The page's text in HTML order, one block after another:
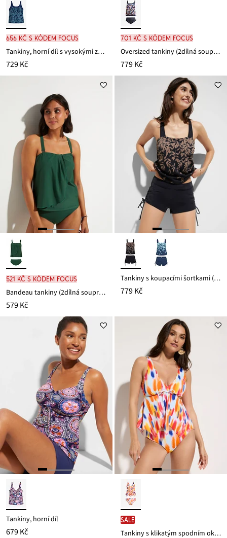
656 Kč s kódem FOCUS
Tankiny, horní díl s vysokými zády
729 Kč
701 Kč s kódem FOCUS
Oversized tankiny (2dílná souprava)
779 Kč
521 Kč s kódem FOCUS
Bandeau tankiny (2dílná souprava)
579 Kč
Tankiny s koupacími šortkami (2dílná souprava)
779 Kč
Tankiny, horní díl
679 Kč
SALE
Tankiny s klikatým spodním okrajem (2dílná souprava)